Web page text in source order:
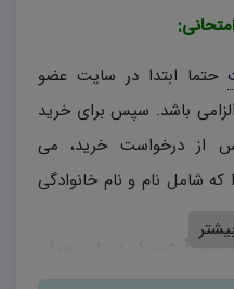
حتما ابتدا در سایت عضو
باشد. سپس برای خرید
از درخواست خرید، می
شامل نام و نام خانوادگی